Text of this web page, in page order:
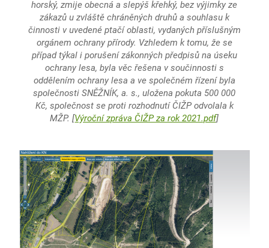
horský, zmije obecná a slepýš křehký, bez výjimky ze
zákazů u zvláště chráněných druhů a souhlasu k
činnosti v uvedené ptačí oblasti, vydaných příslušným
orgánem ochrany přírody. Vzhledem k tomu, že se
případ týkal i porušení zákonných předpisů na úseku
ochrany lesa, byla věc řešena v součinnosti s
oddělením ochrany lesa a ve společném řízení byla
společnosti SNĚŽNÍK, a. s., uložena pokuta 500 000
Kč, společnost se proti rozhodnutí ČIŽP odvolala k
MŽP. [Výroční zpráva ČIŽP za rok 2021.pdf]